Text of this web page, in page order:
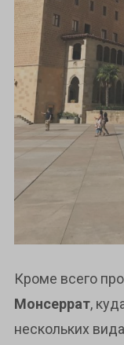
Кроме всего
Монсеррат,
нескольких